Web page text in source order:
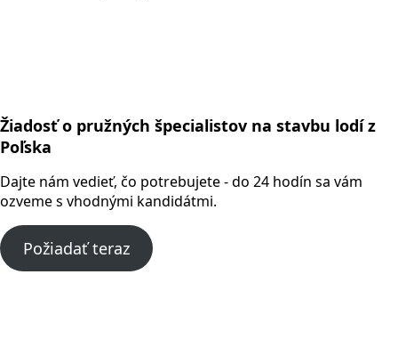
Žiadosť o pružných špecialistov na stavbu lodí z
Poľska
Dajte nám vedieť, čo potrebujete - do 24 hodín sa vám
ozveme s vhodnými kandidátmi.
Požiadať teraz